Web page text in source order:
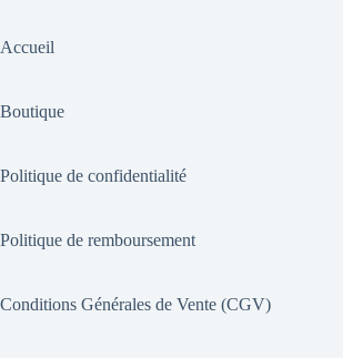
Accueil
Boutique
Politique de confidentialité
Politique de remboursement
Conditions Générales de Vente (CGV)